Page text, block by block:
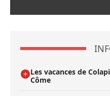
Les vacances de
Côme